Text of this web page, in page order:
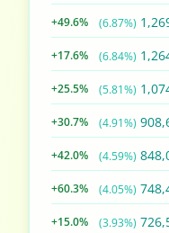
(6.87%)
+49.6%
(6.84%)
+17.6%
(5.81%)
+25.5%
(4.91%)
+30.7%
(4.59%)
+42.0%
(4.05%)
+60.3%
(3.93%)
+15.0%